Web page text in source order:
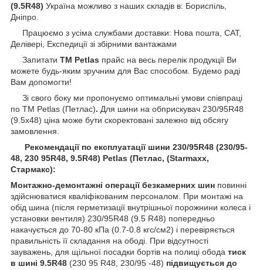
(9.5R48) Україна можливо з наших складів в: Бориспіль,
Дніпро.
Працюємо з усіма службами доставки: Нова пошта, САТ,
Делівері, Експедиції зі збірними вантажами
Запитати ТМ Petlas прайс на весь перелік продукції Ви
можете будь-яким зручним для Вас способом
Будемо раді
Вам допомогти!
Зі свого боку ми пропонуємо оптимальні умови співпраці
по TM Petlas (Петлас). Для шини на обприскувач 230/95R48
(9.5х48) ціна може бути скоректовані залежно від обсягу
замовлення.
Рекомендації по експлуатації шини 230/95R48 (230/95-
48, 230 95R48, 9.5R48) Petlas (Петлас, (Starmaxx,
Стармакс):
Монтажно-демонтажні операції безкамерних шин повинні
здійснюватися кваліфікованим персоналом. При монтажі на
обід шина (після герметизації внутрішньої порожнини колеса і
установки вентиля) 230/95R48 (9.5 R48) попередньо
накачується до 70-80 кПа (0.7-0.8 кгс/см2) і перевіряється
правильність її складання на ободі. При відсутності
зауважень, для щільної посадки бортів на полиці обода тиск
в шині 9.5R48 (230 95 R48, 230/95 -48) підвищується до